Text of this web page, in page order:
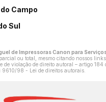
do Campo
Sul
de Impressoras Canon para
ou total, mesmo citando nossos
de violação de direito autoral – artigo 184
9610/98 - Lei de direitos autorais.